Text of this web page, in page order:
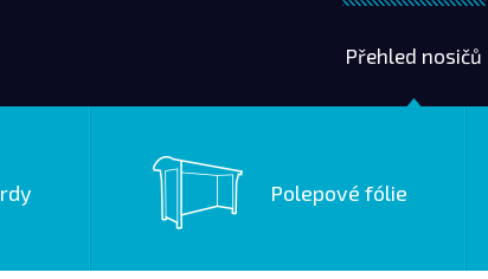
Přehled nosičů
Polepové fólie